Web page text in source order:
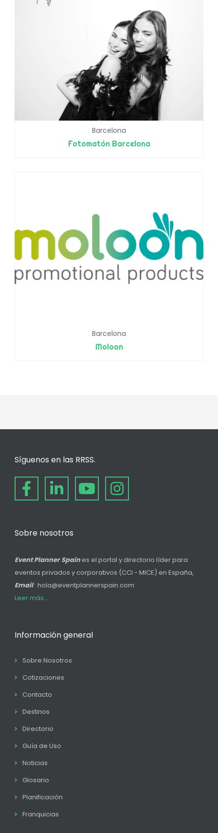
Barcelona
Fotomatón Barcelona
Barcelona
Moloon
Síguenos en las RRSS.
Sobre nosotros
Event Planner Spain es el portal y directorio líder para
eventos privados y corporativos (CCI - MICE) en España,
Email: hola@eventplannerspain.com
Leer más...
Información general
Sobre Nosotros
Cotizaciones
Contacto
Destinos
Directorio
Guía de Uso
Noticias
Glosario
Planificación
Franquicias